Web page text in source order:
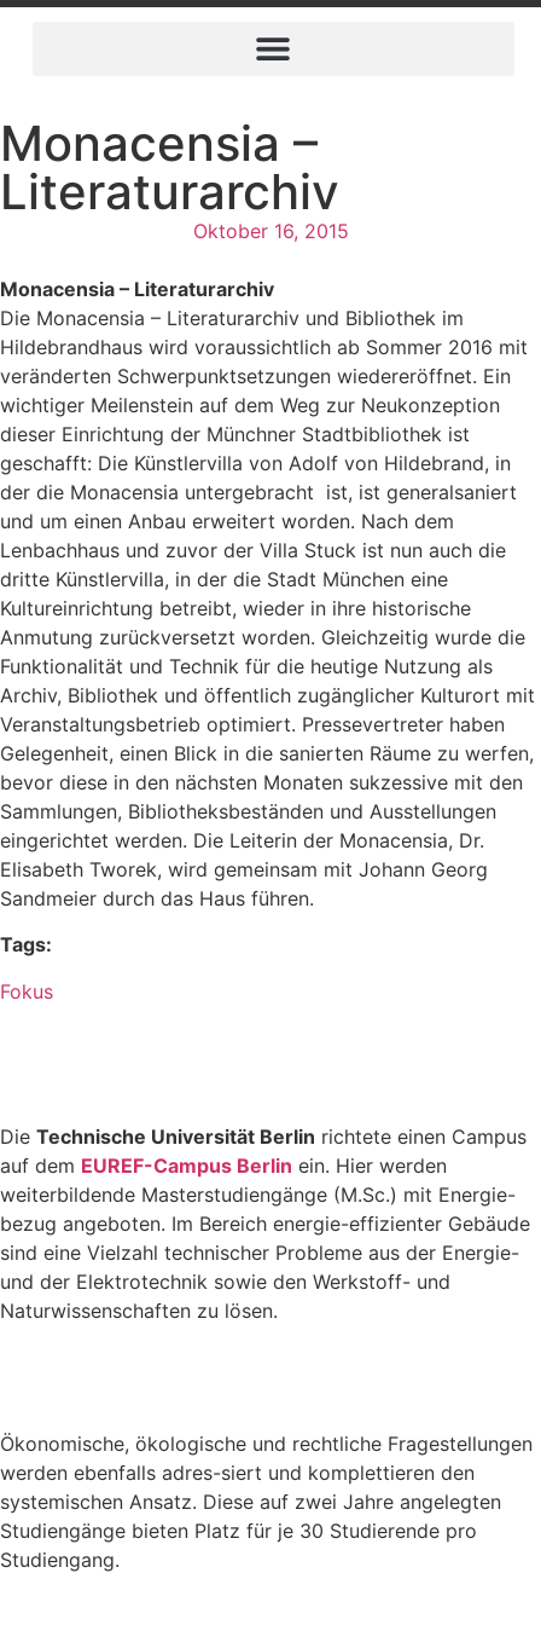
Monacensia –
Literaturarchiv
Oktober 16, 2015
Monacensia – Literaturarchiv
Die Monacensia – Literaturarchiv und Bibliothek im
Hildebrandhaus wird voraussichtlich ab Sommer 2016 mit
veränderten Schwerpunktsetzungen wiedereröffnet. Ein
wichtiger Meilenstein auf dem Weg zur Neukonzeption
dieser Einrichtung der Münchner Stadtbibliothek ist
geschafft: Die Künstlervilla von Adolf von Hildebrand, in
der die Monacensia untergebracht ist, ist generalsaniert
und um einen Anbau erweitert worden. Nach dem
Lenbachhaus und zuvor der Villa Stuck ist nun auch die
dritte Künstlervilla, in der die Stadt München eine
Kultureinrichtung betreibt, wieder in ihre historische
Anmutung zurückversetzt worden. Gleichzeitig wurde die
Funktionalität und Technik für die heutige Nutzung als
Archiv, Bibliothek und öffentlich zugänglicher Kulturort mit
Veranstaltungsbetrieb optimiert. Pressevertreter haben
Gelegenheit, einen Blick in die sanierten Räume zu werfen,
bevor diese in den nächsten Monaten sukzessive mit den
Sammlungen, Bibliotheksbeständen und Ausstellungen
eingerichtet werden. Die Leiterin der Monacensia, Dr.
Elisabeth Tworek, wird gemeinsam mit Johann Georg
Sandmeier durch das Haus führen.
Tags:
Fokus
Die Technische Universität Berlin richtete einen Campus
auf dem EUREF-Campus Berlin ein. Hier werden
weiterbildende Masterstudiengänge (M.Sc.) mit Energie-
bezug angeboten. Im Bereich energie-effizienter Gebäude
sind eine Vielzahl technischer Probleme aus der Energie-
und der Elektrotechnik sowie den Werkstoff- und
Naturwissenschaften zu lösen.
Ökonomische, ökologische und rechtliche Fragestellungen
werden ebenfalls adres-siert und komplettieren den
systemischen Ansatz. Diese auf zwei Jahre angelegten
Studiengänge bieten Platz für je 30 Studierende pro
Studiengang.